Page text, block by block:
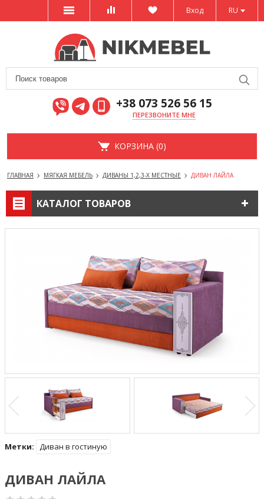
RU
Вход
+38 073 526 56 15
ПЕРЕЗВОНИТЕ МНЕ
КОРЗИНА (0)
ГЛАВНАЯ МЯГКАЯ МЕБЕЛЬ ДИВАНЫ 1,2,3-Х МЕСТНЫЕ ДИВАН ЛАЙЛА
КАТАЛОГ ТОВАРОВ
Метки: Диван в гостиную
ДИВАН ЛАЙЛА